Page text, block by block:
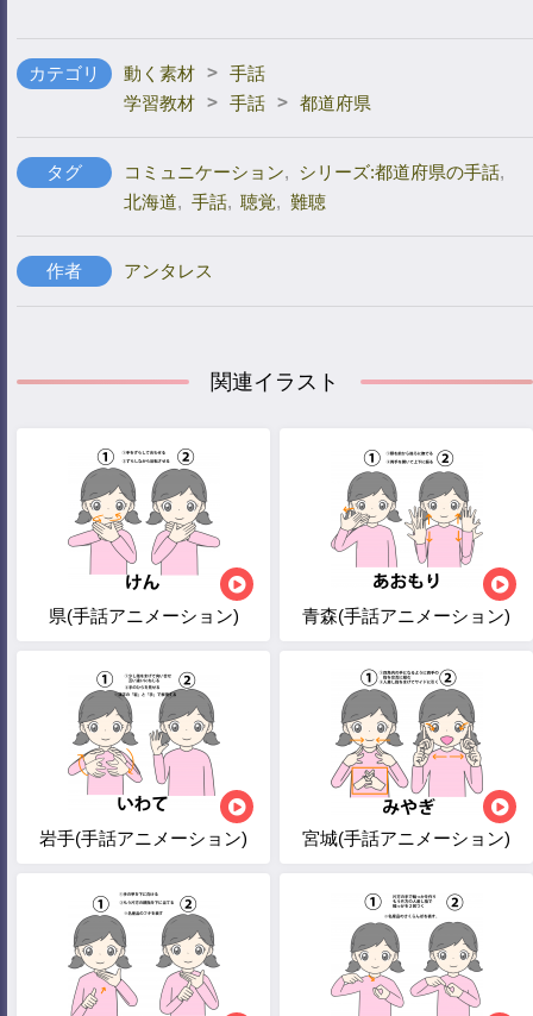
カテゴリ 動く素材 > 手話
学習教材 > 手話 > 都道府県
タグ コミュニケーション, シリーズ:都道府県の手話,
北海道, 手話, 聴覚, 難聴
作者 アンタレス
関連イラスト
県(手話アニメーション) 青森(手話アニメーション)
岩手(手話アニメーション) 宮城(手話アニメーション)